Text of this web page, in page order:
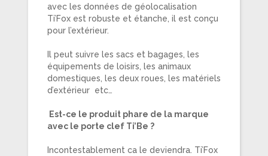
avec les données de géolocalisation
Ti’Fox est robuste et étanche, il est conçu
pour l’extérieur.
Il peut suivre les sacs et bagages, les
équipements de loisirs, les animaux
domestiques, les deux roues, les matériels
d’extérieur etc…
Est-ce le produit phare de la marque
avec le porte clef Ti’Be ?
Incontestablement ca le deviendra. Ti’Fox